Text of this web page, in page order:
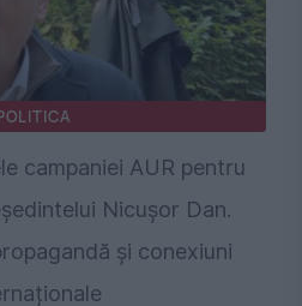
campaniei AUR pentru
Nicușor Dan.
și conexiuni